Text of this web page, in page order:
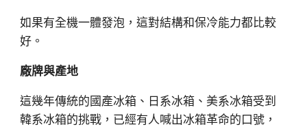
如果有全機一體發泡，這對結構和保冷能力都比較
好。
廠牌與產地
這幾年傳統的國產冰箱、日系冰箱、美系冰箱受到
韓系冰箱的挑戰，已經有人喊出冰箱革命的口號，